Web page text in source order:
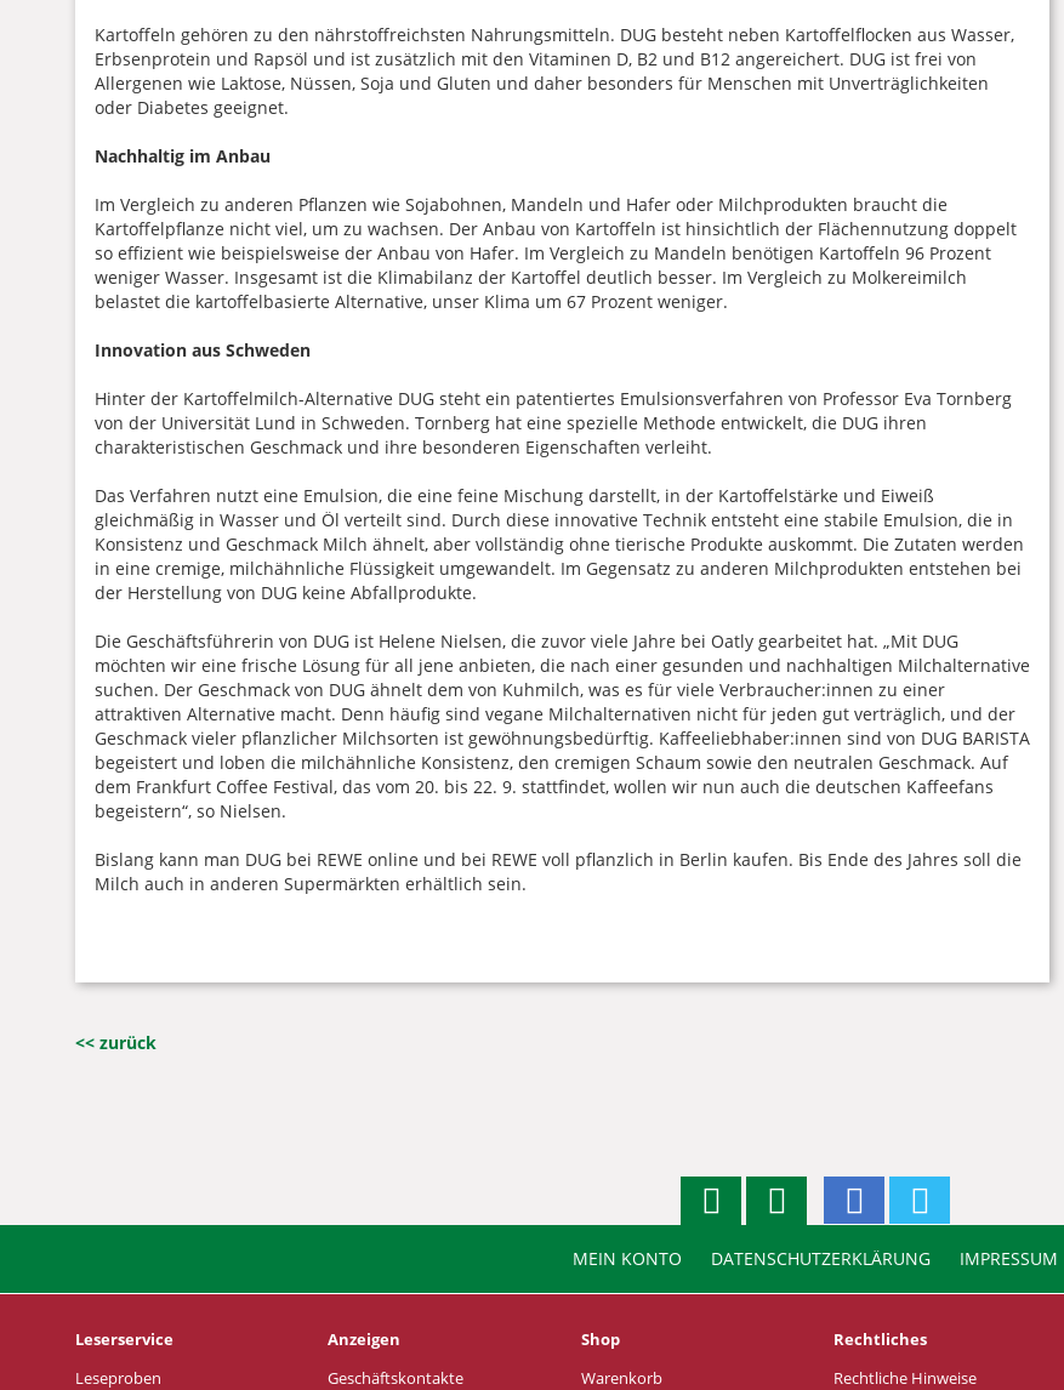
Kartoffeln gehören zu den nährstoffreichsten Nahrungsmitteln. DUG besteht neben Kartoffelflocken aus Wasser,
Erbsenprotein und Rapsöl und ist zusätzlich mit den Vitaminen D, B2 und B12 angereichert. DUG ist frei von
Allergenen wie Laktose, Nüssen, Soja und Gluten und daher besonders für Menschen mit Unverträglichkeiten
oder Diabetes geeignet.
Nachhaltig im Anbau
Im Vergleich zu anderen Pflanzen wie Sojabohnen, Mandeln und Hafer oder Milchprodukten braucht die
Kartoffelpflanze nicht viel, um zu wachsen. Der Anbau von Kartoffeln ist hinsichtlich der Flächennutzung doppelt
so effizient wie beispielsweise der Anbau von Hafer. Im Vergleich zu Mandeln benötigen Kartoffeln 96 Prozent
weniger Wasser. Insgesamt ist die Klimabilanz der Kartoffel deutlich besser. Im Vergleich zu Molkereimilch
belastet die kartoffelbasierte Alternative, unser Klima um 67 Prozent weniger.
Innovation aus Schweden
Hinter der Kartoffelmilch-Alternative DUG steht ein patentiertes Emulsionsverfahren von Professor Eva Tornberg
von der Universität Lund in Schweden. Tornberg hat eine spezielle Methode entwickelt, die DUG ihren
charakteristischen Geschmack und ihre besonderen Eigenschaften verleiht.
Das Verfahren nutzt eine Emulsion, die eine feine Mischung darstellt, in der Kartoffelstärke und Eiweiß
gleichmäßig in Wasser und Öl verteilt sind. Durch diese innovative Technik entsteht eine stabile Emulsion, die in
Konsistenz und Geschmack Milch ähnelt, aber vollständig ohne tierische Produkte auskommt. Die Zutaten werden
in eine cremige, milchähnliche Flüssigkeit umgewandelt. Im Gegensatz zu anderen Milchprodukten entstehen bei
der Herstellung von DUG keine Abfallprodukte.
Die Geschäftsführerin von DUG ist Helene Nielsen, die zuvor viele Jahre bei Oatly gearbeitet hat. „Mit DUG
möchten wir eine frische Lösung für all jene anbieten, die nach einer gesunden und nachhaltigen Milchalternative
suchen. Der Geschmack von DUG ähnelt dem von Kuhmilch, was es für viele Verbraucher:innen zu einer
attraktiven Alternative macht. Denn häufig sind vegane Milchalternativen nicht für jeden gut verträglich, und der
Geschmack vieler pflanzlicher Milchsorten ist gewöhnungsbedürftig. Kaffeeliebhaber:innen sind von DUG BARISTA
begeistert und loben die milchähnliche Konsistenz, den cremigen Schaum sowie den neutralen Geschmack. Auf
dem Frankfurt Coffee Festival, das vom 20. bis 22. 9. stattfindet, wollen wir nun auch die deutschen Kaffeefans
begeistern“, so Nielsen.
Bislang kann man DUG bei REWE online und bei REWE voll pflanzlich in Berlin kaufen. Bis Ende des Jahres soll die
Milch auch in anderen Supermärkten erhältlich sein.
<< zurück
MEIN KONTO DATENSCHUTZERKLÄRUNG IMPRESSUM
Leserservice
Leseproben
Anzeigen
Geschäftskontakte
Shop
Warenkorb
Rechtliches
Rechtliche Hinweise